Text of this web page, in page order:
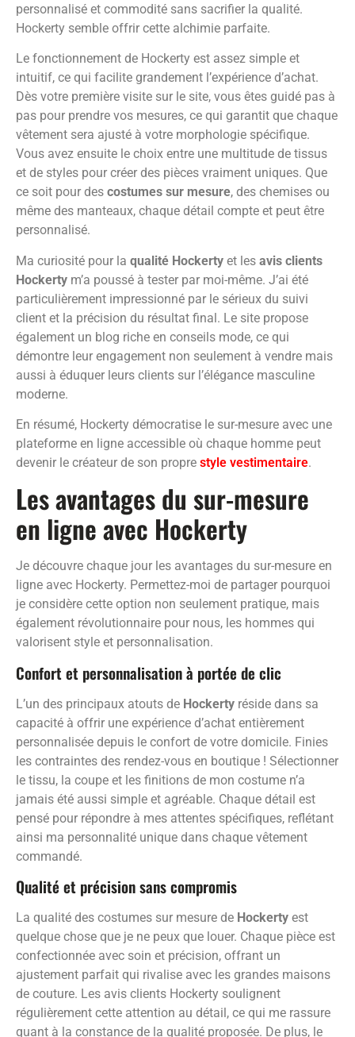
personnalisé et commodité sans sacrifier la qualité.
Hockerty semble offrir cette alchimie parfaite.
Le fonctionnement de Hockerty est assez simple et
intuitif, ce qui facilite grandement l’expérience d’achat.
Dès votre première visite sur le site, vous êtes guidé pas à
pas pour prendre vos mesures, ce qui garantit que chaque
vêtement sera ajusté à votre morphologie spécifique.
Vous avez ensuite le choix entre une multitude de tissus
et de styles pour créer des pièces vraiment uniques. Que
ce soit pour des costumes sur mesure, des chemises ou
même des manteaux, chaque détail compte et peut être
personnalisé.
Ma curiosité pour la qualité Hockerty et les avis clients
Hockerty m’a poussé à tester par moi-même. J’ai été
particulièrement impressionné par le sérieux du suivi
client et la précision du résultat final. Le site propose
également un blog riche en conseils mode, ce qui
démontre leur engagement non seulement à vendre mais
aussi à éduquer leurs clients sur l’élégance masculine
moderne.
En résumé, Hockerty démocratise le sur-mesure avec une
plateforme en ligne accessible où chaque homme peut
devenir le créateur de son propre style vestimentaire.
Les avantages du sur-mesure
en ligne avec Hockerty
Je découvre chaque jour les avantages du sur-mesure en
ligne avec Hockerty. Permettez-moi de partager pourquoi
je considère cette option non seulement pratique, mais
également révolutionnaire pour nous, les hommes qui
valorisent style et personnalisation.
Confort et personnalisation à portée de clic
L’un des principaux atouts de Hockerty réside dans sa
capacité à offrir une expérience d’achat entièrement
personnalisée depuis le confort de votre domicile. Finies
les contraintes des rendez-vous en boutique ! Sélectionner
le tissu, la coupe et les finitions de mon costume n’a
jamais été aussi simple et agréable. Chaque détail est
pensé pour répondre à mes attentes spécifiques, reflétant
ainsi ma personnalité unique dans chaque vêtement
commandé.
Qualité et précision sans compromis
La qualité des costumes sur mesure de Hockerty est
quelque chose que je ne peux que louer. Chaque pièce est
confectionnée avec soin et précision, offrant un
ajustement parfait qui rivalise avec les grandes maisons
de couture. Les avis clients Hockerty soulignent
régulièrement cette attention au détail, ce qui me rassure
quant à la constance de la qualité proposée. De plus, le